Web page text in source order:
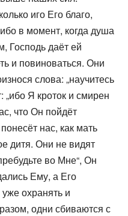
иго Его благо,
в момент, когда душа
Господь даёт ей
и повиноваться. Они
слова: „научитесь
„ибо Я кроток и смирен
что Он пойдёт
нас, как мать
дитя. Они не видят
во Мне“, Он
Ему, а Его
охранять и
одни сбиваются с